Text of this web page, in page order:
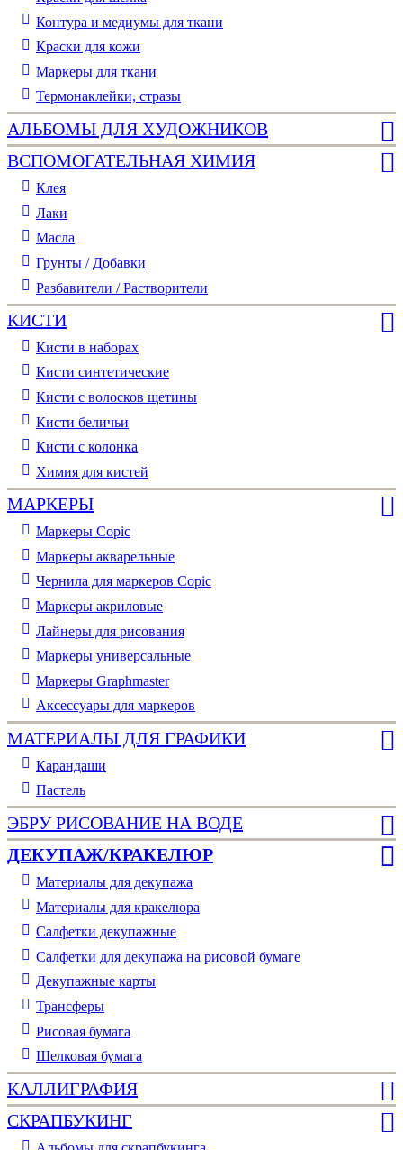
Контура и медиумы для ткани
Краски для кожи
Маркеры для ткани
Термонаклейки, стразы
АЛЬБОМЫ ДЛЯ ХУДОЖНИКОВ
ВСПОМОГАТЕЛЬНАЯ ХИМИЯ
Клея
Лаки
Масла
Грунты / Добавки
Разбавители / Растворители
КИСТИ
Кисти в наборах
Кисти синтетические
Кисти с волосков щетины
Кисти беличьи
Кисти с колонка
Химия для кистей
МАРКЕРЫ
Маркеры Copic
Маркеры акварельные
Чернила для маркеров Copic
Маркеры акриловые
Лайнеры для рисования
Маркеры универсальные
Маркеры Graphmaster
Аксессуары для маркеров
МАТЕРИАЛЫ ДЛЯ ГРАФИКИ
Карандаши
Пастель
ЭБРУ РИСОВАНИЕ НА ВОДЕ
ДЕКУПАЖ/КРАКЕЛЮР
Материалы для декупажа
Материалы для кракелюра
Cалфетки декупажные
Салфетки для декупажа на рисовой бумаге
Декупажные карты
Трансферы
Рисовая бумага
Шелковая бумага
КАЛЛИГРАФИЯ
СКРАПБУКИНГ